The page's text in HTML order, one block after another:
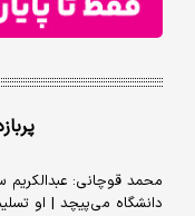
محمد قوچانی:
دانشگاه می‌پیچد | او